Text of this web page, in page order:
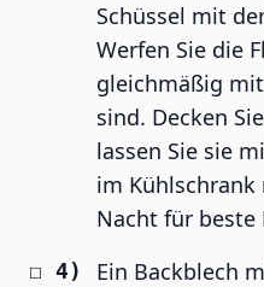
Schüssel mit
Werfen Sie die
gleichmäßig
sind. Decken
lassen Sie sie
im
Nacht für beste
Ein Backblech